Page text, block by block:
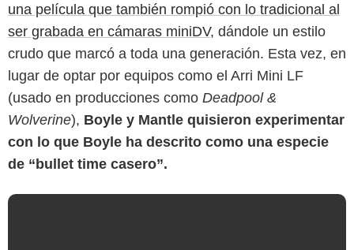
una película que también rompió con lo tradicional al
ser grabada en cámaras miniDV, dándole un estilo
crudo que marcó a toda una generación. Esta vez, en
lugar de optar por equipos como el Arri Mini LF
(usado en producciones como Deadpool &
Wolverine), Boyle y Mantle quisieron experimentar
con lo que Boyle ha descrito como una especie
de “bullet time casero”.
The Manual